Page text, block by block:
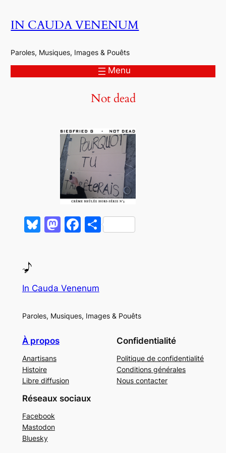
auIN CAUDA VENENUM
Paroles, Musiques, Images & Pouêts
Menu
Not dead
Bluesky
Mastodon
Facebook
Partager
In Cauda Venenum
Paroles, Musiques, Images & Pouêts
À propos
Anartisans
Histoire
Libre diffusion
Confidentialité
Politique de confidentialité
Conditions générales
Nous contacter
Réseaux sociaux
Facebook
Mastodon
Bluesky